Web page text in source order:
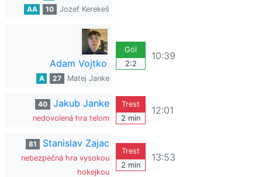
AA
10 Jozef Kerekeš
Adam Vojtko
A 27 Matej Janke
Gól
2:2
10:39
40 Jakub Janke
nedovolená hra telom
Trest
2 min
12:01
81 Stanislav Zajac
nebezpečná hra vysokou
hokejkou
Trest
2 min
13:53